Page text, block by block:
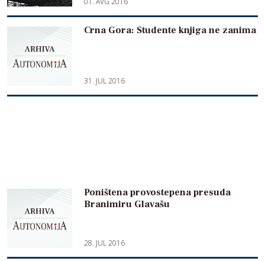
Crna Gora: Studente knjiga ne zanima
31. JUL 2016
Poništena provostepena presuda
Branimiru Glavašu
28. JUL 2016